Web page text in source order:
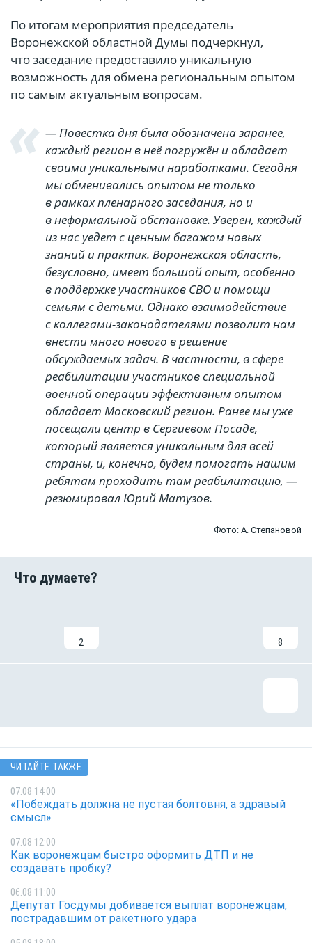
По итогам мероприятия председатель
Воронежской областной Думы подчеркнул,
что заседание предоставило уникальную
возможность для обмена региональным опытом
по самым актуальным вопросам.
— Повестка дня была обозначена заранее,
каждый регион в неё погружён и обладает
своими уникальными наработками. Сегодня
мы обменивались опытом не только
в рамках пленарного заседания, но и
в неформальной обстановке. Уверен, каждый
из нас уедет с ценным багажом новых
знаний и практик. Воронежская область,
безусловно, имеет большой опыт, особенно
в поддержке участников СВО и помощи
семьям с детьми. Однако взаимодействие
с коллегами-законодателями позволит нам
внести много нового в решение
обсуждаемых задач. В частности, в сфере
реабилитации участников специальной
военной операции эффективным опытом
обладает Московский регион. Ранее мы уже
посещали центр в Сергиевом Посаде,
который является уникальным для всей
страны, и, конечно, будем помогать нашим
ребятам проходить там реабилитацию, —
резюмировал Юрий Матузов.
Фото: А. Степановой
2 8
ЧИТАЙТЕ ТАКЖЕ
07.08 14:00
«Побеждать должна не пустая болтовня, а здравый
смысл»
07.08 12:00
Как воронежцам быстро оформить ДТП и не
создавать пробку?
06.08 11:00
Депутат Госдумы добивается выплат воронежцам,
пострадавшим от ракетного удара